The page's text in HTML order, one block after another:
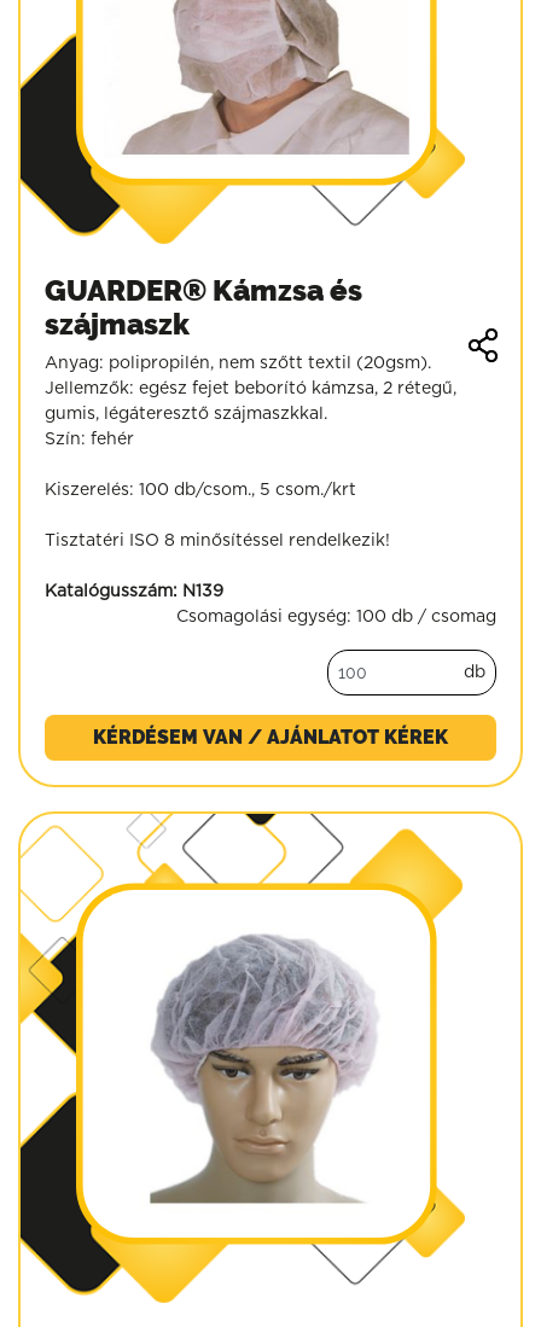
GUARDER® Kámzsa és
szájmaszk
Anyag: polipropilén, nem szőtt textil (20gsm).
Jellemzők: egész fejet beborító kámzsa, 2 rétegű,
gumis, légáteresztő szájmaszkkal.
Szín: fehér
Kiszerelés: 100 db/csom., 5 csom./krt
Tisztatéri ISO 8 minősítéssel rendelkezik!
Katalógusszám: N139
Csomagolási egység: 100 db / csomag
db
KÉRDÉSEM VAN / AJÁNLATOT KÉREK